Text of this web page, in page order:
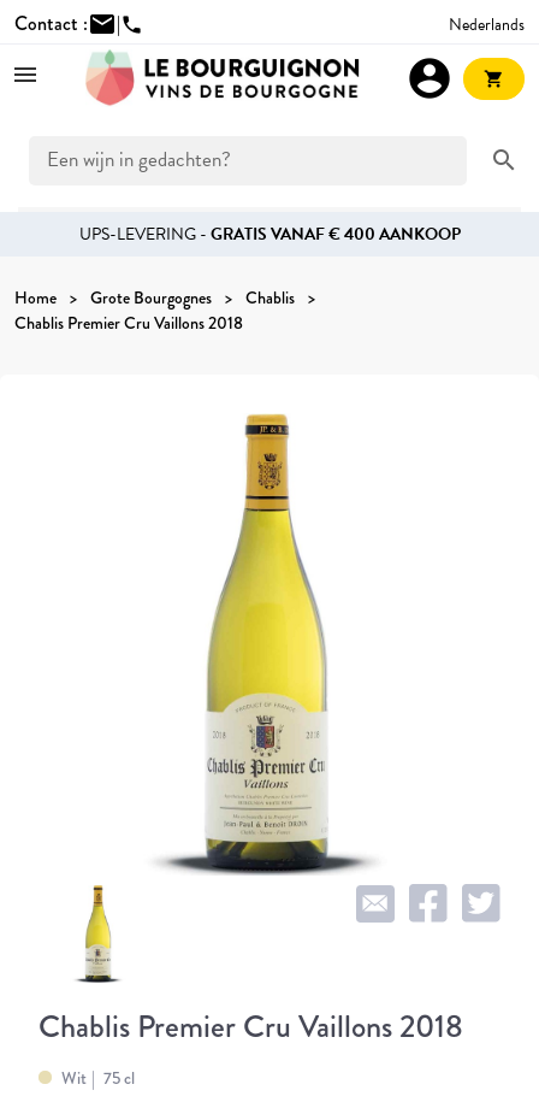
Contact :mail|phone Nederlands
search
account_circle shopping_cart
UPS-LEVERING -GRATIS VANAF € 400 AANKOOP
Home Grote Bourgognes
Chablis
Chablis Premier Cru Vaillons 2018
Chablis Premier Cru Vaillons 2018
Wit 75 cl